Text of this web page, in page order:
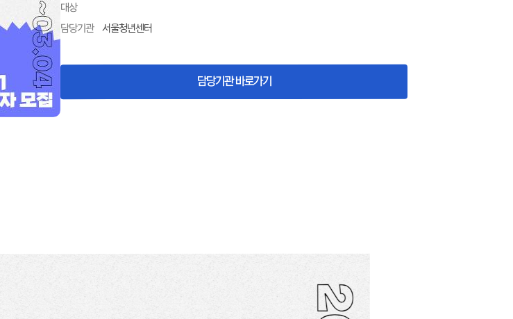
대상
담당기관 서울청년센터
담당기관 바로가기